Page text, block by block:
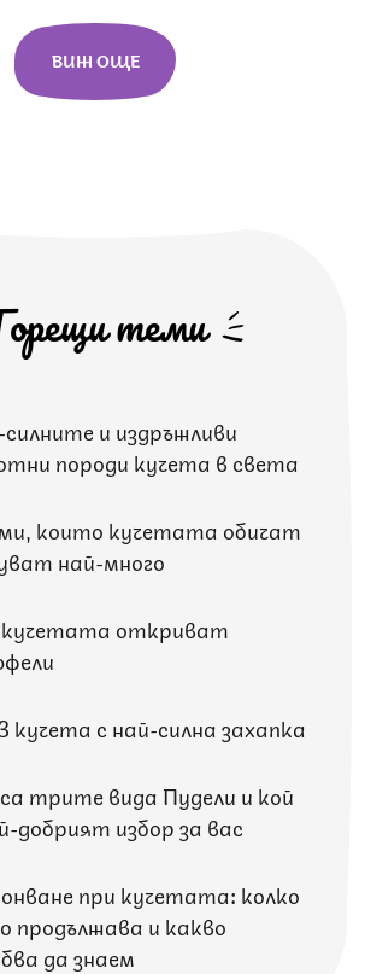
ВИЖ ОЩЕ
теми
и издръжливи
породи кучета в света
които кучетата обичат
най-много
откриват
кучета с най-силна захапка
трите вида Пудели и кой
добрият избор за вас
при кучетата: колко
продължава и какво
да знаем